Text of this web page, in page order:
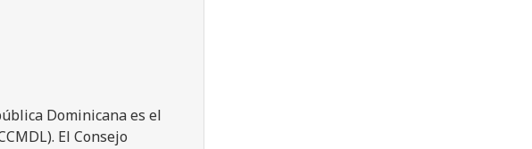
Dominicana es el
El Consejo